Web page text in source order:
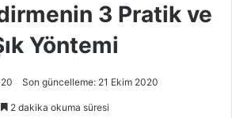
3 Pratik ve
Yöntemi
Son güncelleme: 21 Ekim 2020
2 dakika okuma süresi